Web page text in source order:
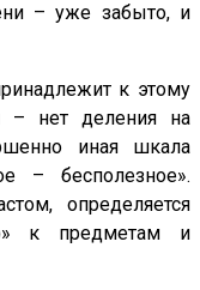
– уже забыто, и
к этому
– нет деления на
иная шкала
– бесполезное».
определяется
к предметам и